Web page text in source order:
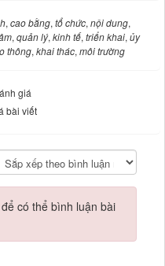
, cao bằng, tổ chức, nội dung,
, quản lý, kinh tế, triển khai, ủy
thông, khai thác, môi trường
giá
bài viết
có thể bình luận bài